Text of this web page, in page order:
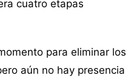
cuatro etapas
para eliminar los
aún no hay presencia